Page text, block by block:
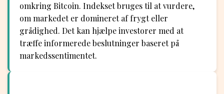
omkring Bitcoin. Indekset bruges til at vurdere,
om markedet er domineret af frygt eller
grådighed. Det kan hjælpe investorer med at
træffe informerede beslutninger baseret på
markedssentimentet.